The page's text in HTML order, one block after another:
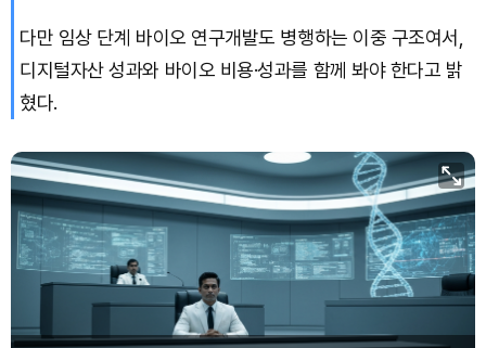
다만 임상 단계 바이오 연구개발도 병행하는 이중 구조여서,
디지털자산 성과와 바이오 비용·성과를 함께 봐야 한다고 밝
혔다.